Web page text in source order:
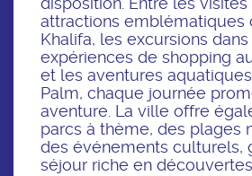
attractions emblématiques
Khalifa, les excursions
expériences de shopping
et les aventures
Palm, chaque journée
aventure. La ville offre
parcs à thème, des plages
des événements culturels,
séjour riche en